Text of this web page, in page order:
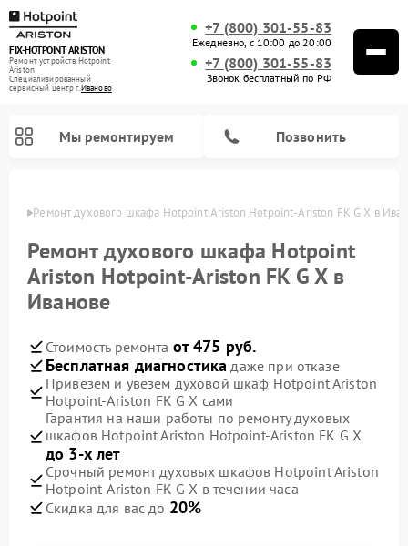
FIX-HOTPOINT ARISTON
Ремонт устройств Hotpoint
Ariston
Специализированный
cервисный центр г.Иваново
+7 (800) 301-55-83
Ежедневно, с 10:00 до 20:00
+7 (800) 301-55-83
Звонок бесплатный по РФ
Мы ремонтируем Позвонить
Ремонт духового шкафа Hotpoint Ariston Hotpoint-Ariston FK G X в
Ремонт духового шкафа Hotpoint
Ariston Hotpoint-Ariston FK G X в
Иванове
Стоимость ремонта от 475 руб.
Бесплатная диагностика даже при отказе
Привезем и увезем духовой шкаф Hotpoint Ariston
Hotpoint-Ariston FK G X сами
Гарантия на наши работы по ремонту духовых
шкафов Hotpoint Ariston Hotpoint-Ariston FK G X
до 3-х лет
Срочный ремонт духовых шкафов Hotpoint Ariston
Hotpoint-Ariston FK G X в течении часа
Скидка для вас до 20%